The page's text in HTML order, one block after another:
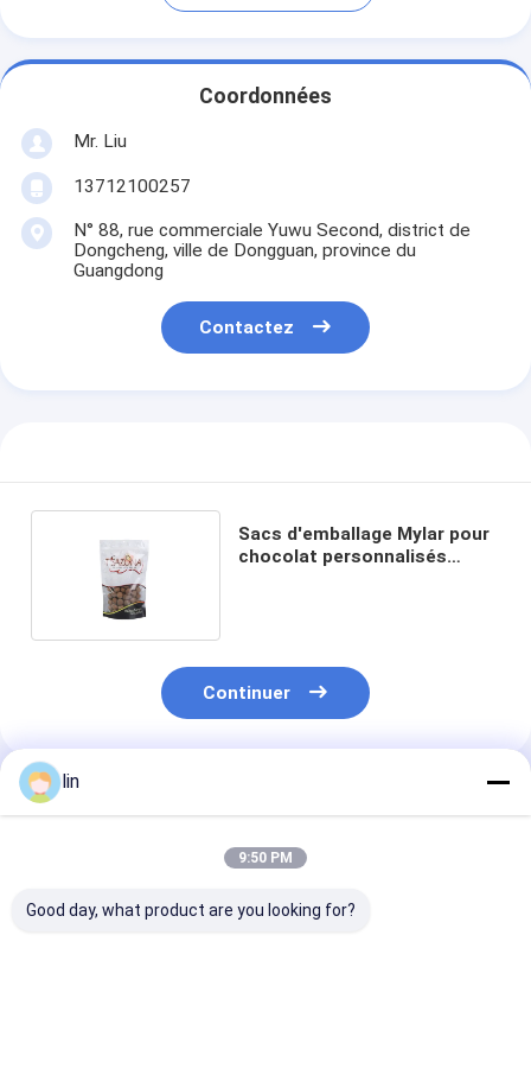
Coordonnées
Mr. Liu
13712100257
N° 88, rue commerciale Yuwu Second, district de
Dongcheng, ville de Dongguan, province du
Guangdong
Contactez
Sacs d'emballage Mylar pour
chocolat personnalisés
Continuer
Produits Recommandés
lin
9:50 PM
Good day, what product are you looking for?